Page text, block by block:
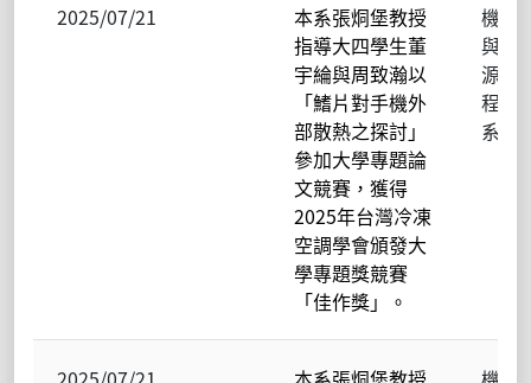
2025/07/21
本系張烔堡教授
指導大四學生董
宇綸與周致瀚以
「鰭片對手機外
部散熱之探討」
參加大學專題論
文競賽，獲得
2025年台灣冷凍
空調學會頒發大
學專題獎競賽
「佳作獎」。
機械
與能
源工
程學
系